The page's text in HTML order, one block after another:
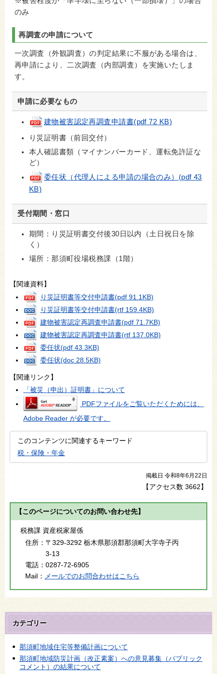
のみ
再調査の申請について
一次調査（外観調査）の判定結果に不服がある場合は、
再申請により、二次調査（内部調査）を実施いたしま
す。
申請に必要なもの
建物被害認定再調査申請書(pdf 72 KB)
り災証明書（前回交付）
本人確認書類（マイナンバーカード、運転免許証な
ど）
委任状（代理人による申請の場合のみ）(pdf 43
KB)
受付期間・窓口
期間：り災証明書交付後30日以内（土日祝日を除
く）
場所：那須町役場税務課（1階）
【関連資料】
り災証明書等交付申請書(pdf 91.1KB)
り災証明書等交付申請書(rtf 159.4KB)
建物被害認定再調査申請書(pdf 71.7KB)
建物被害認定再調査申請書(rtf 137.0KB)
委任状(pdf 43.3KB)
委任状(doc 28.5KB)
【関連リンク】
「被災（申出）証明書」について
PDFファイルをご覧いただくためには、
Adobe Reader が必要です。
このコンテンツに関連するキーワード
税・保険・年金
掲載日 令和8年6月22日
【アクセス数 3662】
【このページについてのお問い合わせ先】
税務課 資産税家屋係
住所： 〒329-3292 栃木県那須郡那須町大字寺子丙
3-13
電話： 0287-72-6905
Mail： メールでのお問合わせはこちら
カテゴリー
那須町地域住宅等整備計画について
那須町地域防災計画（改正素案）への意見募集（パブリック
コメント）の結果について